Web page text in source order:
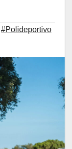
#Polideportivo